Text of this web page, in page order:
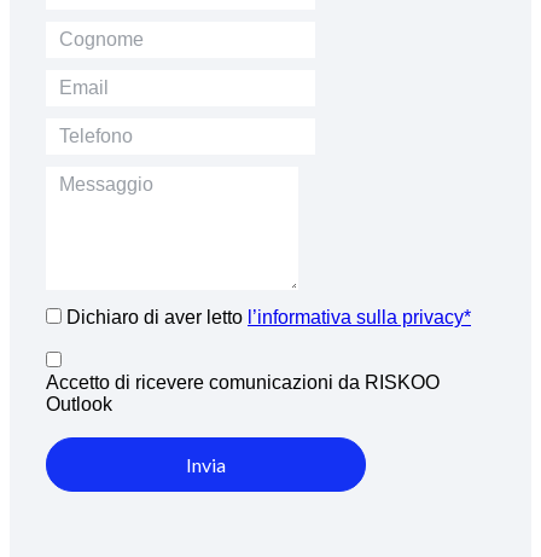
Dichiaro di aver letto l’informativa sulla privacy*
Accetto di ricevere comunicazioni da RISKOO
Outlook
Invia